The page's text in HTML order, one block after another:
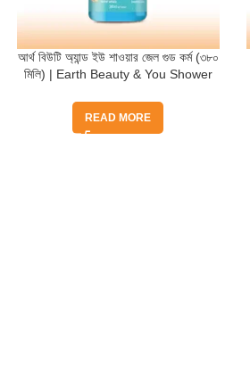
আর্থ বিউটি অ্যান্ড ইউ শাওয়ার জেল গুড কর্ম (৩৮০
মিলি) | Earth Beauty & You Shower
READ MORE